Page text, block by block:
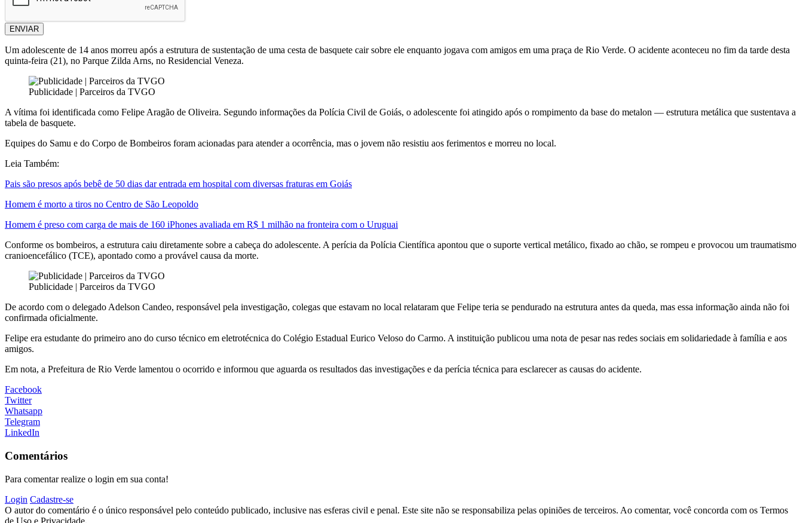
ENVIAR
Um adolescente de 14 anos morreu após a estrutura de sustentação de uma cesta de basquete cair sobre ele enquanto jogava com amigos em uma praça de Rio Verde. O acidente aconteceu no fim da tarde desta
quinta-feira (21), no Parque Zilda Arns, no Residencial Veneza.
Publicidade | Parceiros da TVGO
A vítima foi identificada como Felipe Aragão de Oliveira. Segundo informações da Polícia Civil de Goiás, o adolescente foi atingido após o rompimento da base do metalon — estrutura metálica que sustentava a
tabela de basquete.
Equipes do Samu e do Corpo de Bombeiros foram acionadas para atender a ocorrência, mas o jovem não resistiu aos ferimentos e morreu no local.
Leia Também:
Pais são presos após bebê de 50 dias dar entrada em hospital com diversas fraturas em Goiás
Homem é morto a tiros no Centro de São Leopoldo
Homem é preso com carga de mais de 160 iPhones avaliada em R$ 1 milhão na fronteira com o Uruguai
Conforme os bombeiros, a estrutura caiu diretamente sobre a cabeça do adolescente. A perícia da Polícia Científica apontou que o suporte vertical metálico, fixado ao chão, se rompeu e provocou um traumatismo
cranioencefálico (TCE), apontado como a provável causa da morte.
Publicidade | Parceiros da TVGO
De acordo com o delegado Adelson Candeo, responsável pela investigação, colegas que estavam no local relataram que Felipe teria se pendurado na estrutura antes da queda, mas essa informação ainda não foi
confirmada oficialmente.
Felipe era estudante do primeiro ano do curso técnico em eletrotécnica do Colégio Estadual Eurico Veloso do Carmo. A instituição publicou uma nota de pesar nas redes sociais em solidariedade à família e aos
amigos.
Em nota, a Prefeitura de Rio Verde lamentou o ocorrido e informou que aguarda os resultados das investigações e da perícia técnica para esclarecer as causas do acidente.
Facebook
Twitter
Whatsapp
Telegram
LinkedIn
Comentários
Para comentar realize o login em sua conta!
Login Cadastre-se
O autor do comentário é o único responsável pelo conteúdo publicado, inclusive nas esferas civil e penal. Este site não se responsabiliza pelas opiniões de terceiros. Ao comentar, você concorda com os Termos
de Uso e Privacidade.